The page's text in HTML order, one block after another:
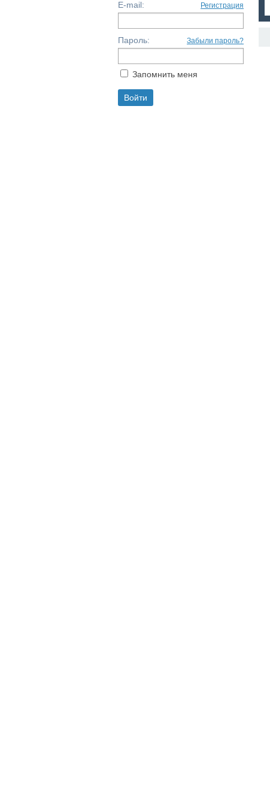
E-mail: Регистрация
Пароль: Забыли пароль?
Запомнить меня